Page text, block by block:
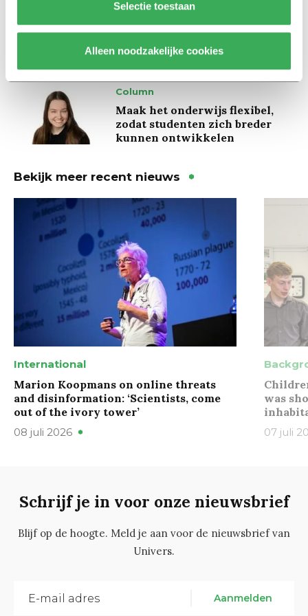
Selectie toestaan
Alleen noodzakelijke cookies
Ritalin, koffie en
slaapmiddelen: zo komen
studenten de tentamenperiode
door
Column
Maak het onderwijs flexibel,
zodat studenten zich breder
kunnen ontwikkelen
Bekijk meer recent nieuws
International
Marion Koopmans on online threats
and disinformation: ‘Scientists, come
out of the ivory tower’
08 juli 2026
was
07 juli
Schrijf je in voor onze nieuwsbrief
Blijf op de hoogte. Meld je aan voor de nieuwsbrief van
Univers.
Aanmelden